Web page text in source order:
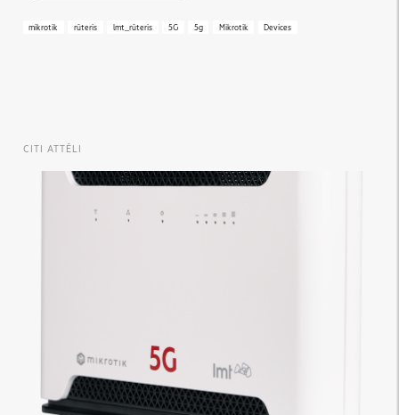
mikrotik rūteris lmt_rūteris 5G 5g Mikrotik Devices
CITI ATTĒLI